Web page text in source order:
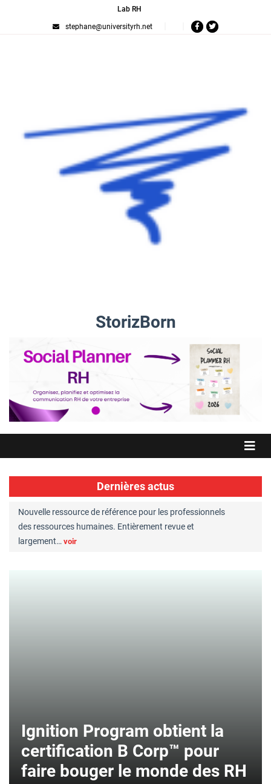
Lab RH
stephane@universityrh.net
StorizBorn
Dernières actus
Nouvelle ressource de référence pour les professionnels
des ressources humaines. Entièrement revue et
largement… voir
Ignition Program obtient la
certification B Corp™ pour
faire bouger le monde des RH